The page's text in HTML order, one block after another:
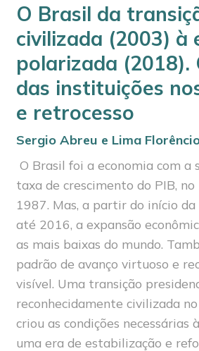
O Brasil da
civilizada (2003) à
polarizada (2018).
das instituições
e retrocesso
Sergio Abreu e Lima
O Brasil foi a economia com a
taxa de crescimento do PIB,
1987. Mas, a partir do início da
até 2016, a expansão
as mais baixas do mundo.
padrão de avanço virtuoso e
visível. Uma transição
reconhecidamente civilizada
criou as condições necessárias
uma era de estabilização e